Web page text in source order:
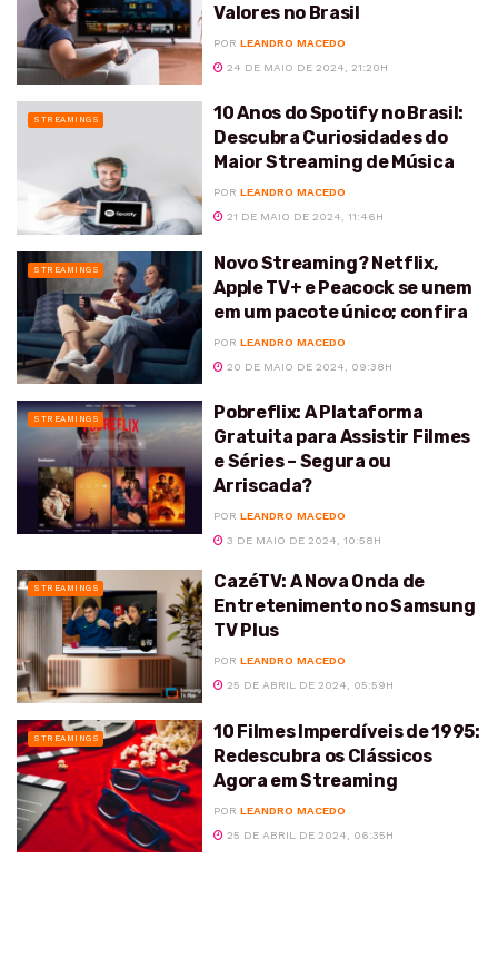
Valores no Brasil
POR LEANDRO MACEDO
24 DE MAIO DE 2024, 21:20H
STREAMINGS
10 Anos do Spotify no Brasil:
Descubra Curiosidades do
Maior Streaming de Música
POR LEANDRO MACEDO
21 DE MAIO DE 2024, 11:46H
STREAMINGS
Novo Streaming? Netflix,
Apple TV+ e Peacock se unem
em um pacote único; confira
POR LEANDRO MACEDO
20 DE MAIO DE 2024, 09:38H
STREAMINGS
Pobreflix: A Plataforma
Gratuita para Assistir Filmes
e Séries – Segura ou
Arriscada?
POR LEANDRO MACEDO
3 DE MAIO DE 2024, 10:58H
STREAMINGS
CazéTV: A Nova Onda de
Entretenimento no Samsung
TV Plus
POR LEANDRO MACEDO
25 DE ABRIL DE 2024, 05:59H
STREAMINGS
10 Filmes Imperdíveis de 1995:
Redescubra os Clássicos
Agora em Streaming
POR LEANDRO MACEDO
25 DE ABRIL DE 2024, 06:35H